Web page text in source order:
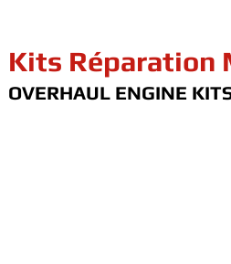
Kits Réparation
OVERHAUL ENGINE